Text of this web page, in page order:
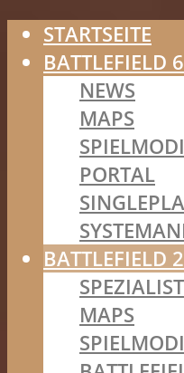
STARTSEITE
BATTLEFIELD 6
NEWS
MAPS
SPIELMODI
PORTAL
BATTLEFIELD
MAPS
SPIELMODI